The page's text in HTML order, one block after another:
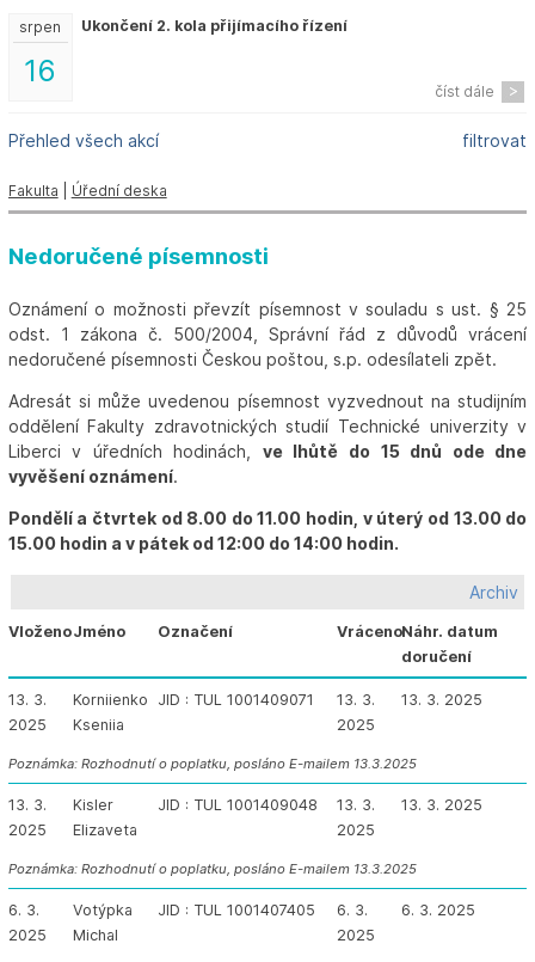
16
srpen Ukončení 2. kola přijímacího řízení
číst dále
Přehled všech akcí filtrovat
Fakulta Úřední deska
Nedoručené písemnosti
Oznámení o možnosti převzít písemnost v souladu s ust. § 25
odst. 1 zákona č. 500/2004, Správní řád z důvodů vrácení
nedoručené písemnosti Českou poštou, s.p. odesílateli zpět.
Adresát si může uvedenou písemnost vyzvednout na studijním
oddělení Fakulty zdravotnických studií Technické univerzity v
Liberci v úředních hodinách, ve lhůtě do 15 dnů ode dne
vyvěšení oznámení.
Pondělí a čtvrtek od 8.00 do 11.00 hodin, v úterý od 13.00 do
15.00 hodin a v pátek od 12:00 do 14:00 hodin.
Archiv
VloženoJméno Označení VrácenoNáhr. datum
doručení
13. 3.
2025
Korniienko
Kseniia
JID : TUL 1001409071
13. 3.
2025
13. 3. 2025
Poznámka: Rozhodnutí o poplatku, posláno E-mailem 13.3.2025
13. 3.
2025
Kisler
Elizaveta
JID : TUL 1001409048
13. 3.
2025
13. 3. 2025
Poznámka: Rozhodnutí o poplatku, posláno E-mailem 13.3.2025
6. 3.
2025
Votýpka
Michal
JID : TUL 1001407405
6. 3.
2025
6. 3. 2025